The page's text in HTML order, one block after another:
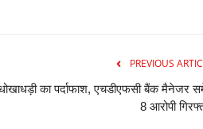
PREVIOUS
का पर्दाफाश, एचडीएफसी बैंक मैनेजर
8 आरोपी